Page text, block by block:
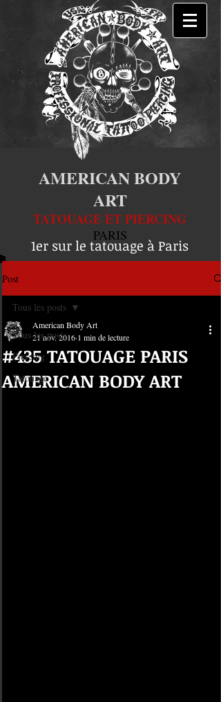
AMERICAN BODY
ART
TATOUAGE ET PIERCING
PARIS
1er sur le tatouage à Paris
Post
Tous les posts
Piercing
Tatouage
Tous les posts
#435 TATOUAGE PARIS
AMERICAN BODY ART
American Body Art
21 nov. 2016 1 min de lecture